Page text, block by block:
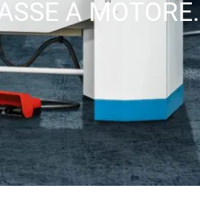
A MOTORE.